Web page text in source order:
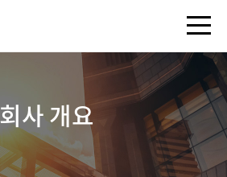
회사 개요